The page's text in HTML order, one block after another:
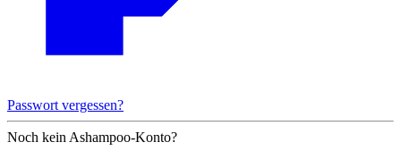
Passwort vergessen?
Noch kein Ashampoo-Konto?